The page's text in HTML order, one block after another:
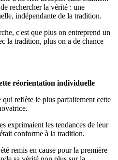
rechercher la vérité : une
indépendante de la tradition.
c'est que plus on entreprend un
la tradition, plus on a de chance
réorientation individuelle
reflète le plus parfaitement cette
exprimaient les tendances de leur
conforme à la tradition.
remis en cause pour la première